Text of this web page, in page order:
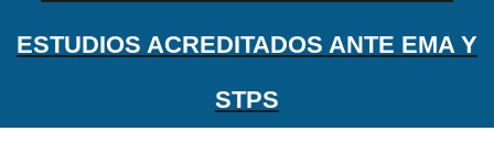
ESTUDIOS ACREDITADOS ANTE EMA Y
STPS